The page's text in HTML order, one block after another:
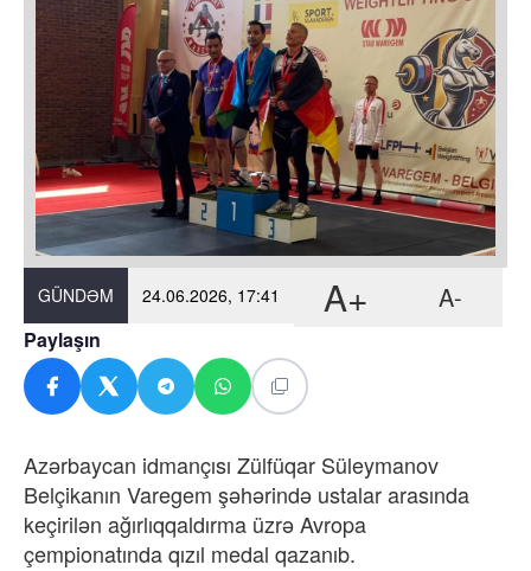
GÜNDƏM 24.06.2026, 17:41 A+ A-
Paylaşın
Azərbaycan idmançısı Zülfüqar Süleymanov
Belçikanın Varegem şəhərində ustalar arasında
keçirilən ağırlıqqaldırma üzrə Avropa
çempionatında qızıl medal qazanıb.